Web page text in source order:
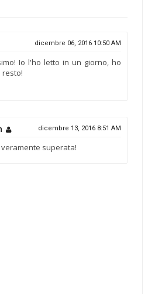
dicembre 06, 2016 10:50 AM
Io l'ho letto in un giorno, ho
resto!
dicembre 13, 2016 8:51 AM
veramente superata!